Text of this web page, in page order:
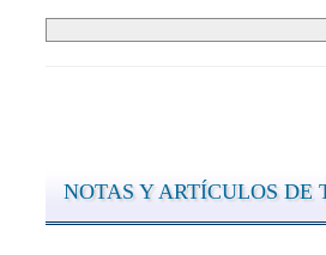
NOTAS Y ARTÍCULOS DE